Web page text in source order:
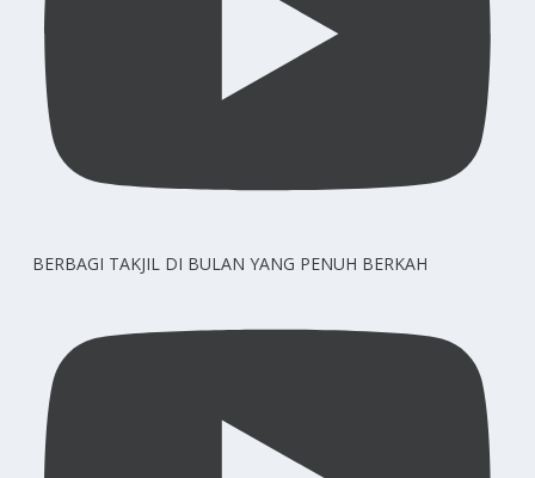
BERBAGI TAKJIL DI BULAN YANG PENUH BERKAH